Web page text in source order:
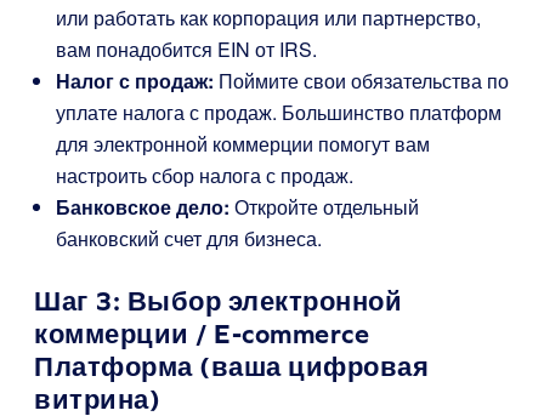
или работать как корпорация или партнерство,
вам понадобится EIN от IRS.
Налог с продаж: Поймите свои обязательства по
уплате налога с продаж. Большинство платформ
для электронной коммерции помогут вам
настроить сбор налога с продаж.
Банковское дело: Откройте отдельный
банковский счет для бизнеса.
Шаг 3: Выбор электронной
коммерции / E-commerce
Платформа (ваша цифровая
витрина)